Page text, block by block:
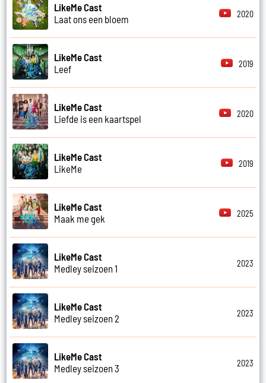
LikeMe Cast
Laat ons een bloem
2020
LikeMe Cast
Leef
2019
LikeMe Cast
Liefde is een kaartspel
2020
LikeMe Cast
LikeMe
2019
LikeMe Cast
Maak me gek
2025
LikeMe Cast
Medley seizoen 1
2023
LikeMe Cast
Medley seizoen 2
2023
LikeMe Cast
Medley seizoen 3
2023